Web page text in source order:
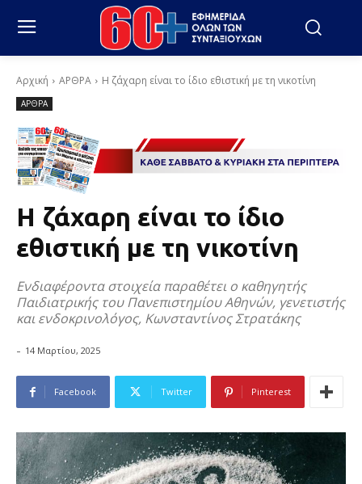
Αρχική ΑΡΘΡΑ Η ζάχαρη είναι το ίδιο εθιστική με τη νικοτίνη
ΑΡΘΡΑ
Η ζάχαρη είναι το ίδιο
εθιστική με τη νικοτίνη
Ενδιαφέροντα στοιχεία παραθέτει ο καθηγητής
Παιδιατρικής του Πανεπιστημίου Αθηνών, γενετιστής
και ενδοκρινολόγος, Κωνσταντίνος Στρατάκης
- 14 Μαρτίου, 2025
Facebook Twitter Pinterest